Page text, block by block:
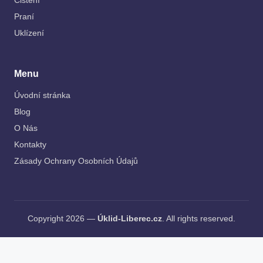
Praní
Uklízení
Menu
Úvodní stránka
Blog
O Nás
Kontakty
Zásady Ochrany Osobních Údajů
Copyright 2026 — Úklid-Liberec.cz. All rights reserved.